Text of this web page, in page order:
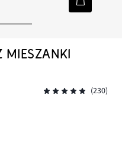
MIESZANKI
(230)